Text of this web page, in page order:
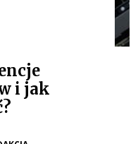
i jak